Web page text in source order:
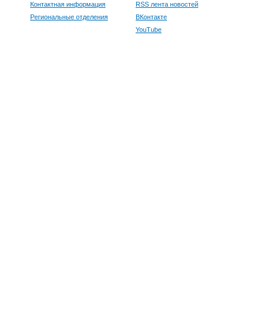
Контактная информация
Региональные отделения
RSS лента новостей
ВКонтакте
YouTube